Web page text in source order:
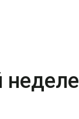
неделе